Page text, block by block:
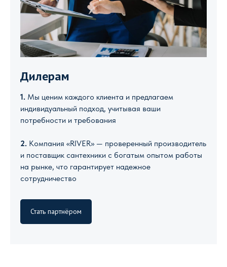
Дилерам
1. Мы ценим каждого клиента и предлагаем
индивидуальный подход, учитывая ваши
потребности и требования
2. Компания «RIVER» — проверенный производитель
и поставщик сантехники с богатым опытом работы
на рынке, что гарантирует надежное
сотрудничество
Стать партнёром